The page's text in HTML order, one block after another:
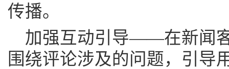
传播。
加强互动引导——在新闻
围绕评论涉及的问题，引导